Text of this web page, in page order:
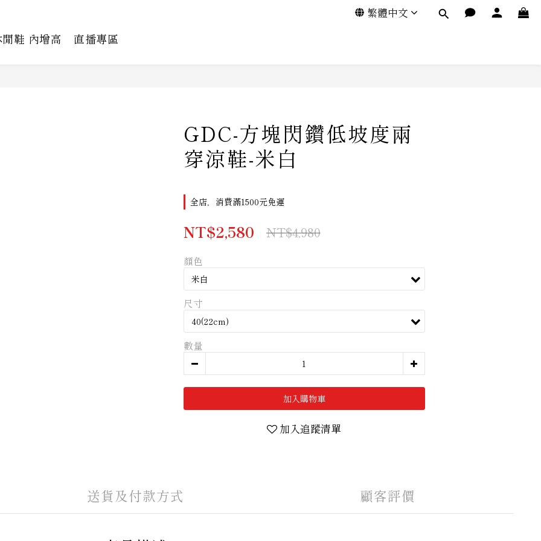
繁體中文
鞋 內增高 直播專區
GDC-方塊閃鑽低坡度兩
穿涼鞋-米白
全店，消費滿1500元免運
NT$2,580 NT$4,980
顏色
尺寸
數量
加入購物車
加入追蹤清單
送貨及付款方式 顧客評價